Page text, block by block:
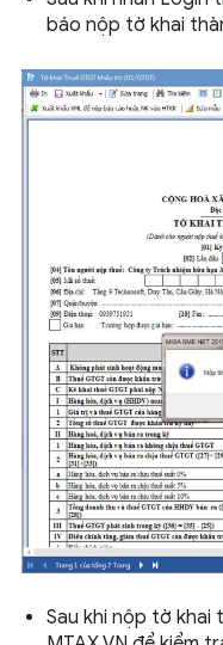
báo nộp tờ khai
Sau khi nộp tờ